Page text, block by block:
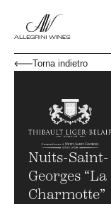
Torna indietro
Nuits-Saint-
Georges “La
Charmotte”